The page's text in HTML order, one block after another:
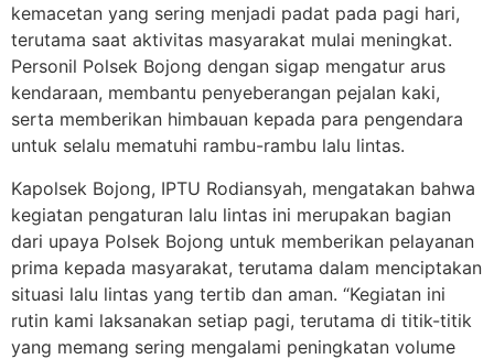
kemacetan yang sering menjadi padat pada pagi hari,
terutama saat aktivitas masyarakat mulai meningkat.
Personil Polsek Bojong dengan sigap mengatur arus
kendaraan, membantu penyeberangan pejalan kaki,
serta memberikan himbauan kepada para pengendara
untuk selalu mematuhi rambu-rambu lalu lintas.
Kapolsek Bojong, IPTU Rodiansyah, mengatakan bahwa
kegiatan pengaturan lalu lintas ini merupakan bagian
dari upaya Polsek Bojong untuk memberikan pelayanan
prima kepada masyarakat, terutama dalam menciptakan
situasi lalu lintas yang tertib dan aman. “Kegiatan ini
rutin kami laksanakan setiap pagi, terutama di titik-titik
yang memang sering mengalami peningkatan volume